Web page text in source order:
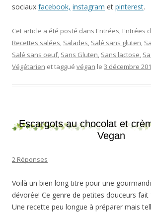
sociaux facebook, instagram et pinterest.
Cet article a été posté dans Entrées, Entrées
Recettes salées, Salades, Salé sans gluten,
Salé sans oeuf, Sans Gluten, Sans lactose,
Végétarien et taggué végan le 3 décembre
Escargots au chocolat et
Vegan
2 Réponses
Voilà un bien long titre pour une
dévorée! Ce genre de petites douceurs
Une recette peu longue à préparer mais